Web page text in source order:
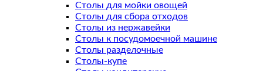
Столы для мойки овощей
Столы для сбора отходов
Столы из нержавейки
Столы к посудомоечной машине
Столы разделочные
Столы-купе